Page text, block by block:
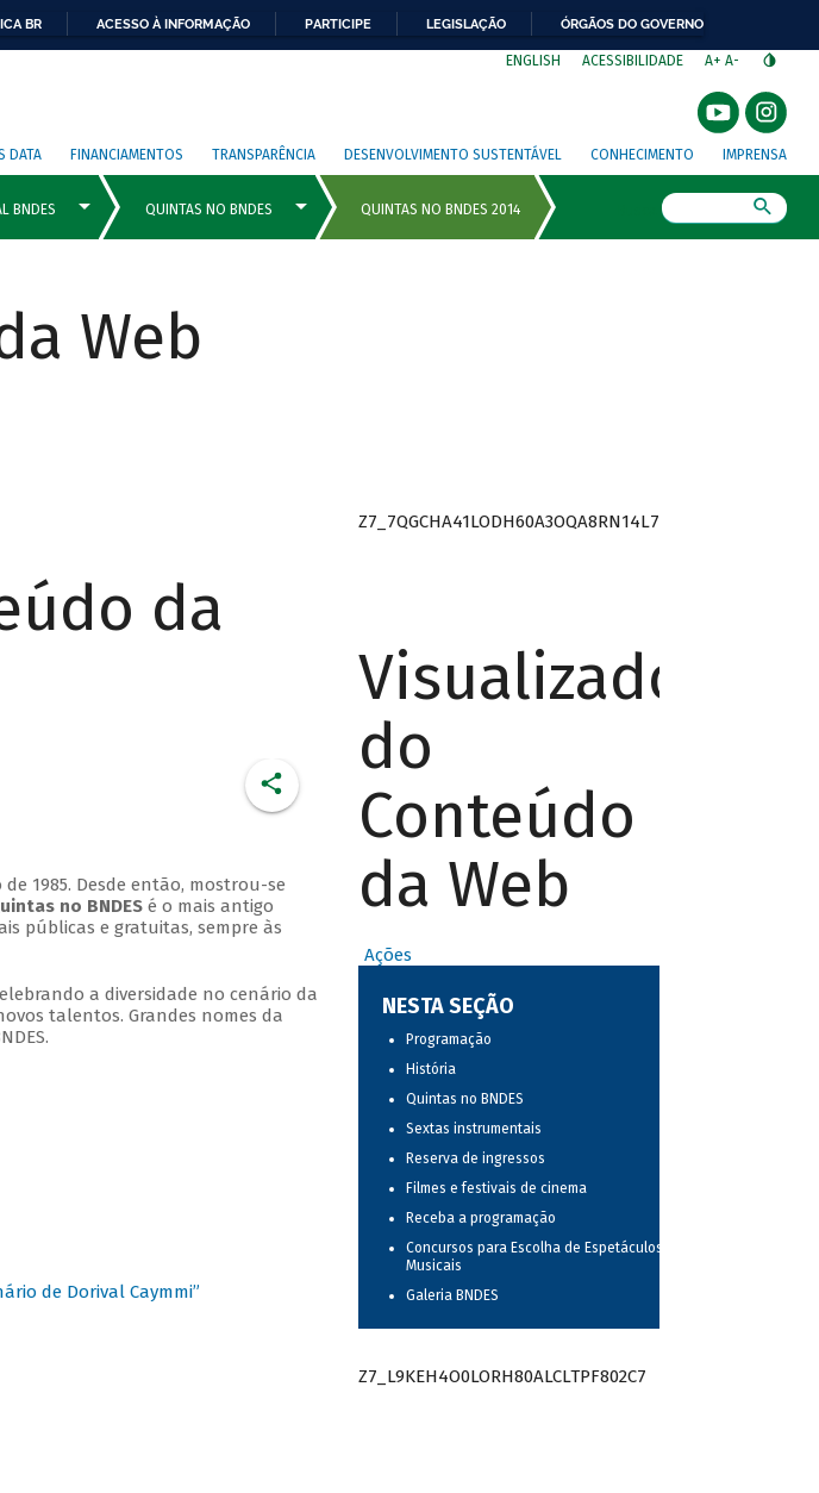
BR ACESSO À INFORMAÇÃO PARTICIPE LEGISLAÇÃO ÓRGÃOS DO GOVERNO
ENGLISH ACESSIBILIDADE A+ A-
DATA FINANCIAMENTOS TRANSPARÊNCIA DESENVOLVIMENTO SUSTENTÁVEL CONHECIMENTO IMPRENSA
Web
da
1985. Desde então, mostrou-se
no BNDESé o mais antigo
públicas e gratuitas, sempre às
a diversidade no cenário da
talentos. Grandes nomes da
de Dorival Caymmi”
Z7_7QGCHA41LODH60A3OQA8RN14L7
Visualizador
do
Conteúdo
da Web
Ações
NESTA SEÇÃO
Programação
História
Quintas no BNDES
Sextas instrumentais
Reserva de ingressos
Filmes e festivais de cinema
Receba a programação
Concursos para Escolha de Espetáculos
Musicais
Galeria BNDES
Z7_L9KEH4O0LORH80ALCLTPF802C7